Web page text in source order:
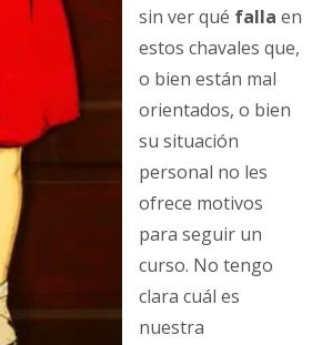
sin ver qué falla en
estos chavales que,
o bien están mal
orientados, o bien
su situación
personal no les
ofrece motivos
para seguir un
curso. No tengo
clara cuál es
nuestra